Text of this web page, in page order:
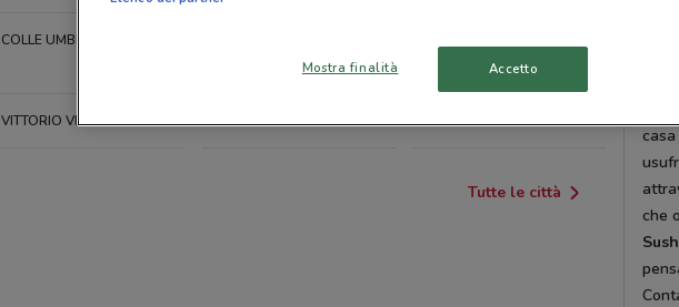
COLLE UMBERTO
VITTORIO VENETO VILLESSE TREVISO
Tutte le città
che
Mostra finalità Accetto